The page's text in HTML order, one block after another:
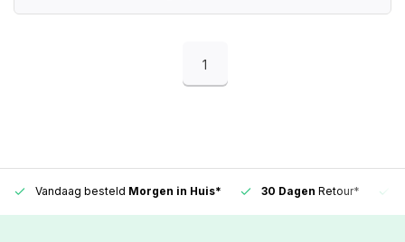
1
Vandaag besteld Morgen in Huis* 30 Dagen Retour*